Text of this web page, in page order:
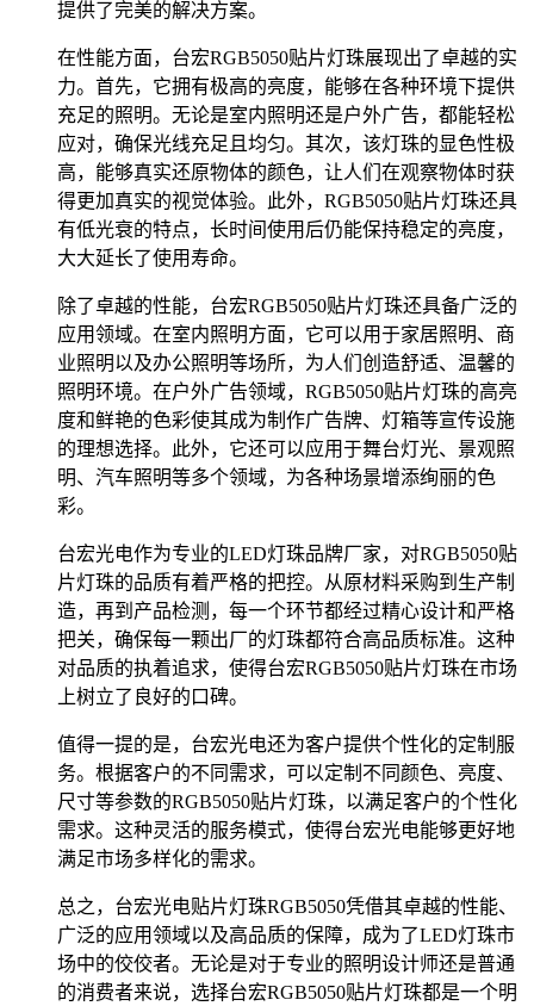
提供了完美的解决方案。
在性能方面，台宏RGB5050贴片灯珠展现出了卓越的实
力。首先，它拥有极高的亮度，能够在各种环境下提供
充足的照明。无论是室内照明还是户外广告，都能轻松
应对，确保光线充足且均匀。其次，该灯珠的显色性极
高，能够真实还原物体的颜色，让人们在观察物体时获
得更加真实的视觉体验。此外，RGB5050贴片灯珠还具
有低光衰的特点，长时间使用后仍能保持稳定的亮度，
大大延长了使用寿命。
除了卓越的性能，台宏RGB5050贴片灯珠还具备广泛的
应用领域。在室内照明方面，它可以用于家居照明、商
业照明以及办公照明等场所，为人们创造舒适、温馨的
照明环境。在户外广告领域，RGB5050贴片灯珠的高亮
度和鲜艳的色彩使其成为制作广告牌、灯箱等宣传设施
的理想选择。此外，它还可以应用于舞台灯光、景观照
明、汽车照明等多个领域，为各种场景增添绚丽的色
彩。
台宏光电作为专业的LED灯珠品牌厂家，对RGB5050贴
片灯珠的品质有着严格的把控。从原材料采购到生产制
造，再到产品检测，每一个环节都经过精心设计和严格
把关，确保每一颗出厂的灯珠都符合高品质标准。这种
对品质的执着追求，使得台宏RGB5050贴片灯珠在市场
上树立了良好的口碑。
值得一提的是，台宏光电还为客户提供个性化的定制服
务。根据客户的不同需求，可以定制不同颜色、亮度、
尺寸等参数的RGB5050贴片灯珠，以满足客户的个性化
需求。这种灵活的服务模式，使得台宏光电能够更好地
满足市场多样化的需求。
总之，台宏光电贴片灯珠RGB5050凭借其卓越的性能、
广泛的应用领域以及高品质的保障，成为了LED灯珠市
场中的佼佼者。无论是对于专业的照明设计师还是普通
的消费者来说，选择台宏RGB5050贴片灯珠都是一个明